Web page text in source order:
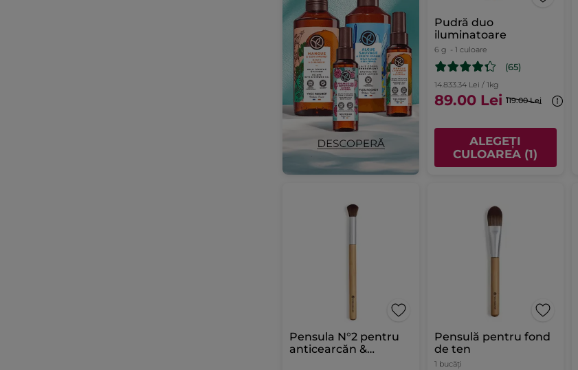
Pudră duo
iluminatoare
6 g - 1 culoare
(65)
14.833.34 Lei / 1kg
89.00 Lei 119.00 Lei
ALEGEȚI
CULOAREA (1)
Pensula N°2 pentru
anticearcăn &
Pensulă pentru fond
de ten
1 bucăți